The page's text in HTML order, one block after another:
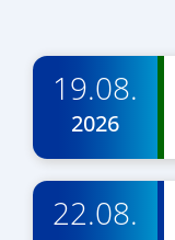
19.08.
2026
22.08.